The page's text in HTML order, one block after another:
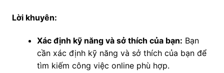
Lời khuyên:
Xác định kỹ năng và sở thích của bạn: Bạn
cần xác định kỹ năng và sở thích của bạn để
tìm kiếm công việc online phù hợp.